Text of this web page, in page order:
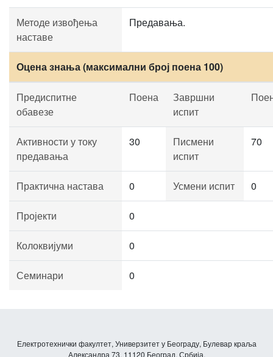
Методе извођења
наставе
Предавања.
Оцена знања (максимални број поена 100)
Предиспитне
обавезе
Поена
Завршни
испит
Активности у току
предавања
30
Писмени
испит
70
Практична настава 0 Усмени испит 0
Пројекти 0
Колоквијуми 0
Семинари 0
Електротехнички факултет, Универзитет у Београду, Булевар краља
Александра 73, 11120 Београд, Србија.